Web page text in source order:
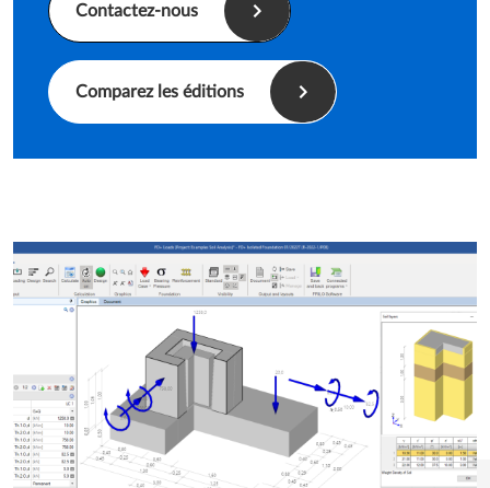
Contactez-nous
Comparez les éditions